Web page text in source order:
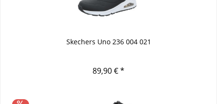
Skechers Uno 236 004 021
89,90 € *